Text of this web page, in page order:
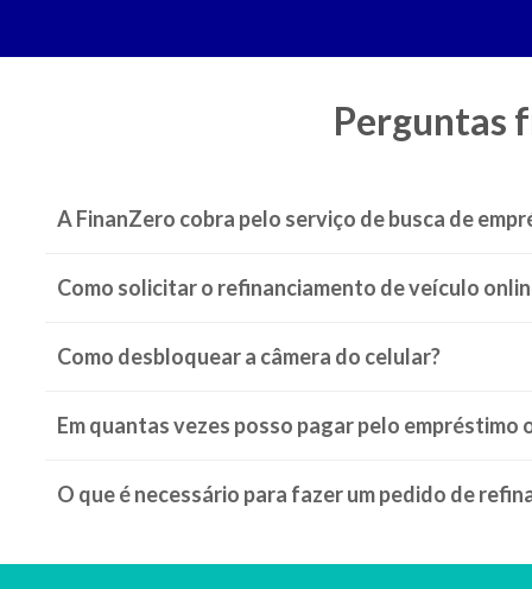
Continuar lendo >
Perguntas
A FinanZero cobra pelo serviço de busca de
Como solicitar o refinanciamento de veículo
Como desbloquear a câmera do celular?
Em quantas vezes posso pagar pelo empréstimo
O que é necessário para fazer um pedido de